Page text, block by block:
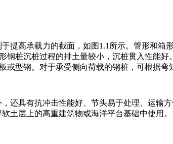
提高承载力的截面，如图1.1所示。管形和
钢桩沉桩过程的排土量较小，沉桩贯入性能
或型钢。对于承受侧向荷载的钢桩，可根据弯
还具有抗冲击性能好、节头易于处理、运输
土层上的高重建筑物或海洋平台基础中使用。